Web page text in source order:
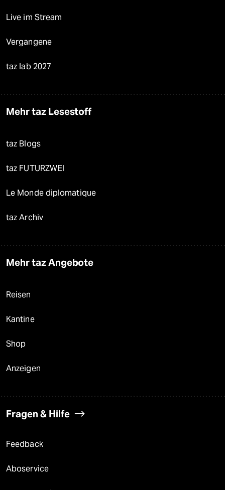
Live im Stream
Vergangene
taz lab 2027
Mehr taz Lesestoff
taz Blogs
taz FUTURZWEI
Le Monde diplomatique
taz Archiv
Mehr taz Angebote
Reisen
Kantine
Shop
Anzeigen
Fragen & Hilfe
Feedback
Aboservice